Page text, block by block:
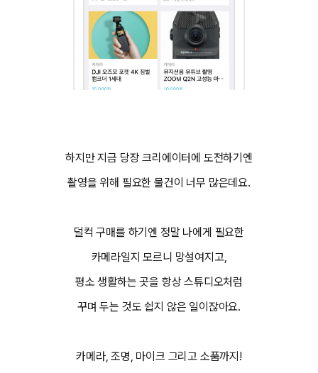
하지만 지금 당장 크리에이터에 도전하기엔
촬영을 위해 필요한 물건이 너무 많은데요.
덜컥 구매를 하기엔 정말 나에게 필요한
카메라일지 모르니 망설여지고,
평소 생활하는 곳을 항상 스튜디오처럼
꾸며 두는 것도 쉽지 않은 일이잖아요.
카메라, 조명, 마이크 그리고 소품까지!